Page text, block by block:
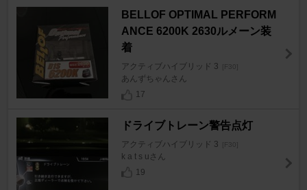
BELLOF OPTIMAL PERFORM
ANCE 6200K 2630ルメーン装
着
アクティブハイブリッド 3 [F30]
あんずちゃんさん
17
ドライブトレーン警告点灯
アクティブハイブリッド 3 [F30]
k a t s uさん
19